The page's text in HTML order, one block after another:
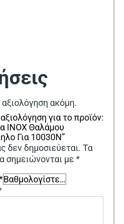
ακόμη.
για το προϊόν:
INOX Θαλάμου
Για 10030N”
δεν δημοσιεύεται. Τα
σημειώνονται με *